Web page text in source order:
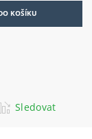
Sledovat